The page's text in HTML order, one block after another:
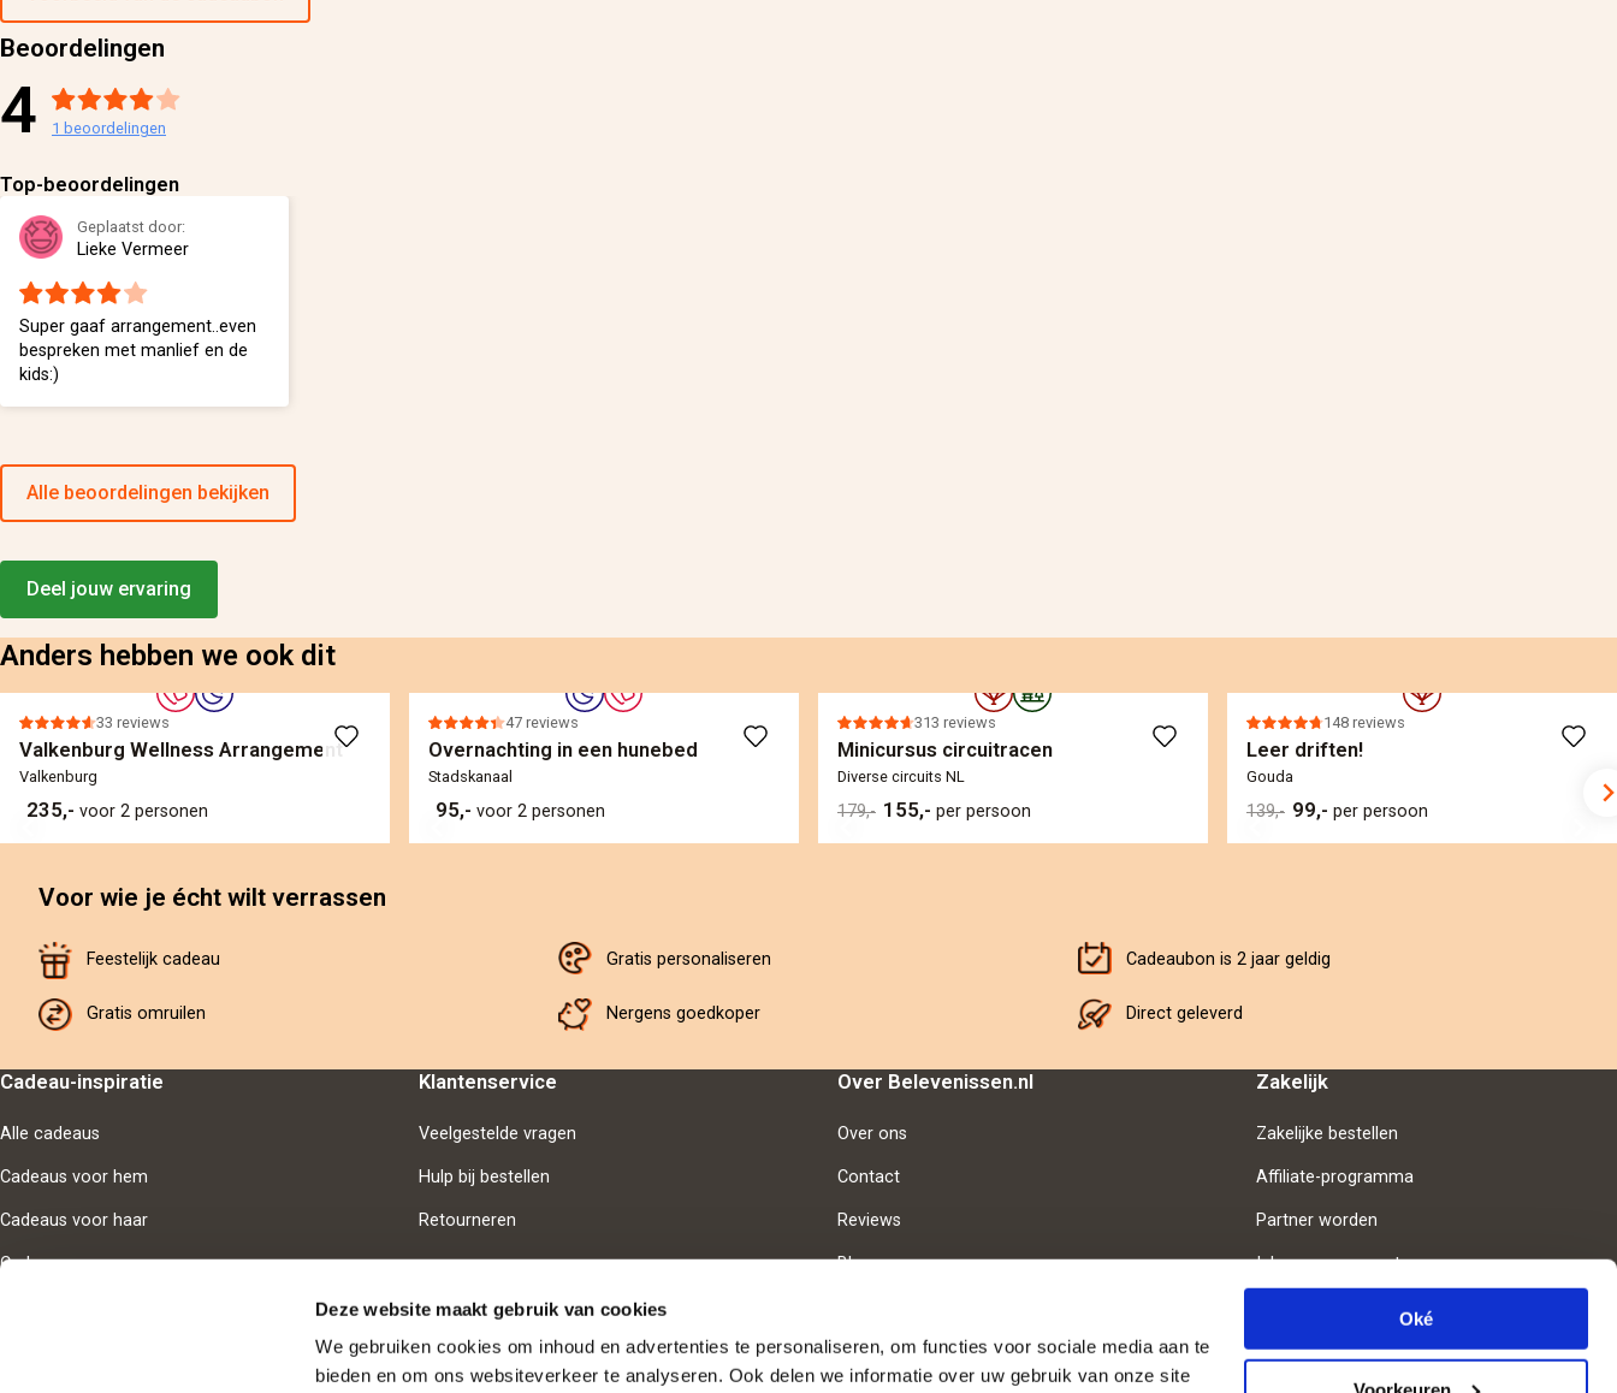
Deze website maakt gebruik van cookies
We gebruiken cookies om inhoud en advertenties te personaliseren, om functies voor sociale media aan te
bieden en om ons websiteverkeer te analyseren. Ook delen we informatie over uw gebruik van onze site
Oké
Beoordelingen
4 1 beoordelingen
Top-beoordelingen
Geplaatst door:
Lieke Vermeer
Super gaaf arrangement..even
bespreken met manlief en de
kids:)
Alle beoordelingen bekijken
Deel jouw ervaring
Anders hebben we ook dit
33 reviews
Valkenburg Wellness Arrangement
Valkenburg
235,- voor 2 personen
47 reviews
Overnachting in een hunebed
Stadskanaal
95,- voor 2 personen
313 reviews
Minicursus circuitracen
Diverse circuits NL
179,- 155,- per persoon
148 reviews
Leer driften!
Gouda
139,- 99,- per persoon
Voor wie je écht wilt verrassen
Feestelijk cadeau Gratis personaliseren Cadeaubon is 2 jaar geldig
Gratis omruilen Nergens goedkoper Direct geleverd
Cadeau-inspiratie
Alle cadeaus
Cadeaus voor hem
Cadeaus voor haar
Cadeaus voor samen
Klantenservice
Veelgestelde vragen
Hulp bij bestellen
Retourneren
Over Belevenissen.nl
Over ons
Contact
Reviews
Blog
Zakelijk
Zakelijke bestellen
Affiliate-programma
Partner worden
Inloggen voor partners